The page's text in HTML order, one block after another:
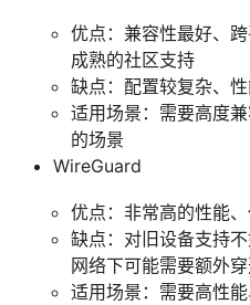
优点：兼容性最好、
成熟的社区支持
缺点：配置较复杂、
适用场景：需要高度
的场景
WireGuard
优点：非常高的性能
缺点：对旧设备支持
网络下可能需要额外
适用场景：需要高性